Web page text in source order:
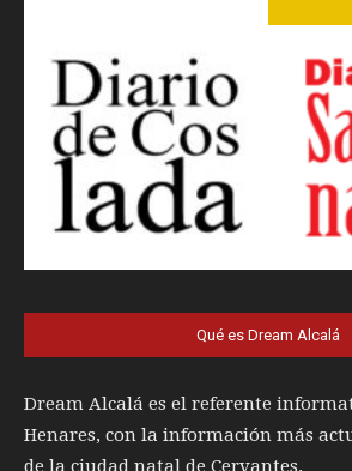
Qué es Dream Alcalá
Dream Alcalá es el referente
Henares, con la información más
de la ciudad natal de Cervantes.